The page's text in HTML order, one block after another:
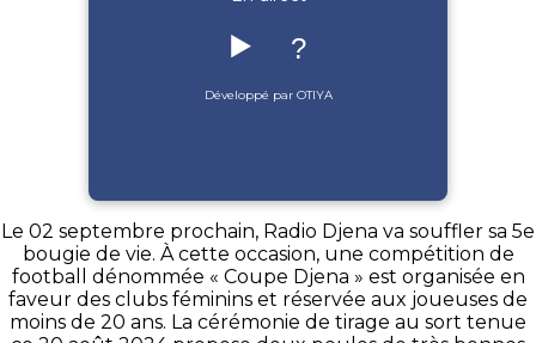
▶️ ?
Développé par OTIYA
Le 02 septembre prochain, Radio Djena va souffler sa 5e
bougie de vie. À cette occasion, une compétition de
football dénommée « Coupe Djena » est organisée en
faveur des clubs féminins et réservée aux joueuses de
moins de 20 ans. La cérémonie de tirage au sort tenue